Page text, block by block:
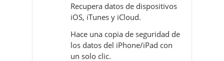
Recupera datos de dispositivos
iOS, iTunes y iCloud.
Hace una copia de seguridad de
los datos del iPhone/iPad con
un solo clic.